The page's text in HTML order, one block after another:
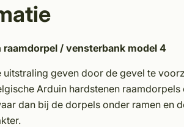
/ vensterbank model 4
geven door de gevel te
Arduin hardstenen
dan bij de dorpels onder ramen en